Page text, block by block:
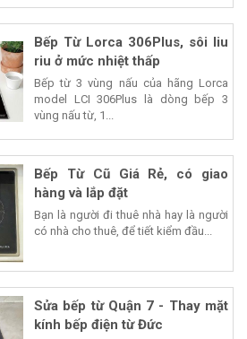
Bếp Từ Lorca 306Plus, sôi liu
riu ở mức nhiệt thấp
Bếp từ 3 vùng nấu của hãng Lorca
model LCI 306Plus là dòng bếp 3
vùng nấu từ, 1...
Bếp Từ Cũ Giá Rẻ, có giao
hàng và lắp đặt
Bạn là người đi thuê nhà hay là người
có nhà cho thuê, để tiết kiểm đầu...
Sửa bếp từ Quận 7 - Thay mặt
kính bếp điện từ Đức